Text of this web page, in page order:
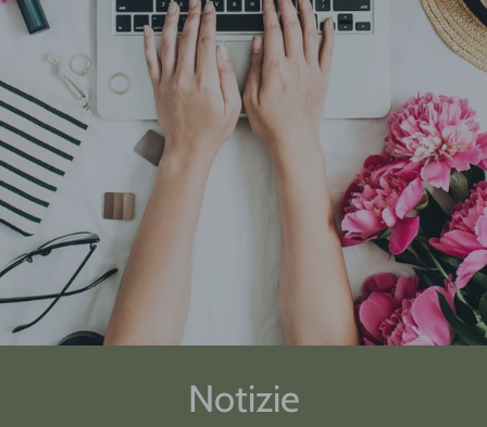
Notizie